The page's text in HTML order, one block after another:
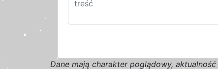
Dane mają charakter poglądowy, aktualność